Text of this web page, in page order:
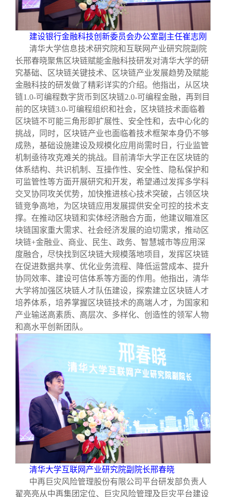
建设银行金融科技创新委员会办公室副主任崔志刚
清华大学信息技术研究院和互联网产业研究院副院
长邢春晓聚焦区块链赋能金融科技研发对清华大学的研
究基础、区块链关键技术、区块链产业发展趋势及赋能
金融科技的研发做了精彩详实的介绍。他指出，从区块
链1.0-可编程数字货币到区块链2.0-可编程金融，再到目
前的区块链3.0-可编程组织和社会，区块链技术面临着
区块链不可能三角形即扩展性、安全性和，去中心化的
挑战，同时，区块链产业也面临着技术框架本身仍不够
成熟，基础设施建设及规模化应用尚需时日，行业监管
机制亟待攻克难关的挑战。目前清华大学正在区块链的
体系结构、共识机制、互操作性、安全性、隐私保护和
可监管性等方面开展研究和开发，希望通过发挥多学科
交叉协同攻关优势，加快推进核心技术突破，占领区块
链竞争高地，为区块链应用发展提供安全可控的技术支
撑。在推动区块链和实体经济融合方面，他建议瞄准区
块链国家重大需求、社会经济发展的迫切需求，推动区
块链+金融业、商业、民生、政务、智慧城市等应用深
度融合，尽快找到区块链大规模落地项目，发挥区块链
在促进数据共享、优化业务流程、降低运营成本、提升
协同效率、建设可信体系等方面的作用。他指出，清华
大学将加强区块链人才队伍建设，探索建立区块链人才
培养体系，培养掌握区块链技术的高端人才，为国家和
产业输送高素质、高层次、多样化、创造性的领军人物
和高水平创新团队。
清华大学互联网产业研究院副院长邢春晓
中再巨灾风险管理股份有限公司平台研发部负责人
翟亮亮从中再集团定位、巨灾风险管理及巨灾平台建设